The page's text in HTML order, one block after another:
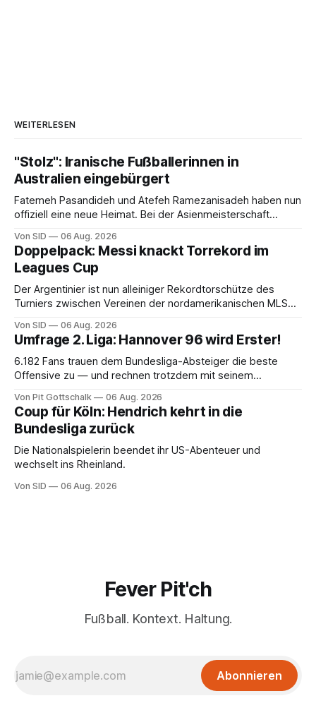
WEITERLESEN
"Stolz": Iranische Fußballerinnen in
Australien eingebürgert
Fatemeh Pasandideh und Atefeh Ramezanisadeh haben nun
offiziell eine neue Heimat. Bei der Asienmeisterschaft
Von SID 06 Aug. 2026
Doppelpack: Messi knackt Torrekord im
Leagues Cup
Der Argentinier ist nun alleiniger Rekordtorschütze des
Turniers zwischen Vereinen der nordamerikanischen MLS
Von SID 06 Aug. 2026
Umfrage 2. Liga: Hannover 96 wird Erster!
6.182 Fans trauen dem Bundesliga-Absteiger die beste
Offensive zu — und rechnen trotzdem mit seinem
Lokalrivale in Niedersachsen.
Von Pit Gottschalk 06 Aug. 2026
Coup für Köln: Hendrich kehrt in die
Bundesliga zurück
Die Nationalspielerin beendet ihr US-Abenteuer und
wechselt ins Rheinland.
Von SID 06 Aug. 2026
Fever Pit'ch
Fußball. Kontext. Haltung.
Abonnieren